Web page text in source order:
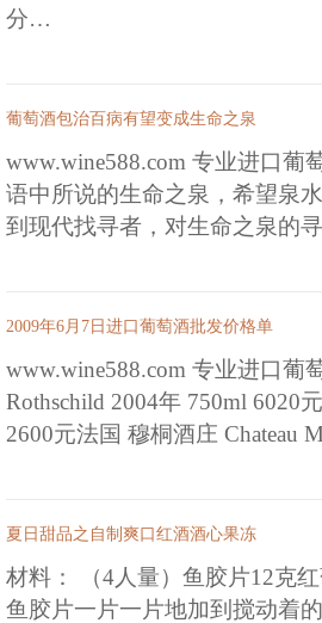
分…
葡萄酒包治百病有望变成生命之泉
www.wine588.com 专业进口
语中所说的生命之泉，希望泉
到现代找寻者，对生命之泉的
2009年6月7日进口葡萄酒批发价格单
www.wine588.com 专业进口葡
Rothschild 2004年 750ml 6020
2600元法国 穆桐酒庄 Chateau
夏日甜品之自制爽口红酒酒心果冻
材料： （4人量）鱼胶片12克
鱼胶片一片一片地加到搅动着